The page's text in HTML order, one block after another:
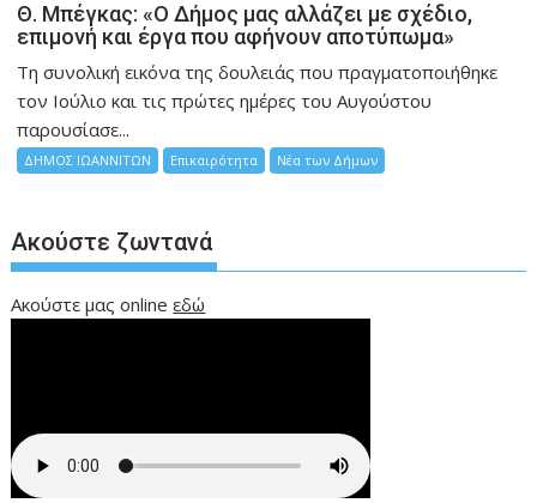
Θ. Μπέγκας: «Ο Δήμος μας αλλάζει με σχέδιο,
επιμονή και έργα που αφήνουν αποτύπωμα»
Τη συνολική εικόνα της δουλειάς που πραγματοποιήθηκε
τον Ιούλιο και τις πρώτες ημέρες του Αυγούστου
παρουσίασε...
ΔΗΜΟΣ ΙΩΑΝΝΙΤΩΝ Επικαιρότητα Νέα των Δήμων
Ακούστε ζωντανά
Ακούστε μας onlineεδώ